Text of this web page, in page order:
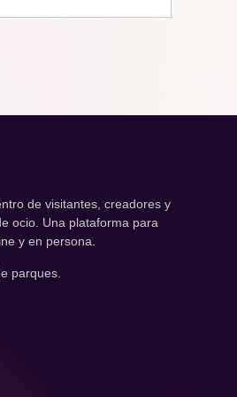
de visitantes, creadores y
ocio. Una plataforma para
y en persona.
parques.